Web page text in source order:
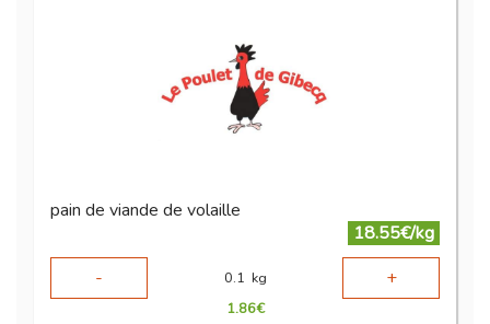
pain de viande de volaille
18.55€/kg
-
0.1 kg +
1.86€